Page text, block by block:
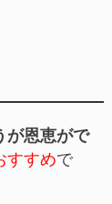
が恩恵がで
すすめで